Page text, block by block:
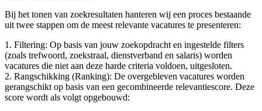
Bij het tonen van zoekresultaten hanteren wij een proces bestaande
uit twee stappen om de meest relevante vacatures te presenteren:
1. Filtering: Op basis van jouw zoekopdracht en ingestelde filters
(zoals trefwoord, zoekstraal, dienstverband en salaris) worden
vacatures die niet aan deze harde criteria voldoen, uitgesloten.
2. Rangschikking (Ranking): De overgebleven vacatures worden
gerangschikt op basis van een gecombineerde relevantiescore. Deze
score wordt als volgt opgebouwd: